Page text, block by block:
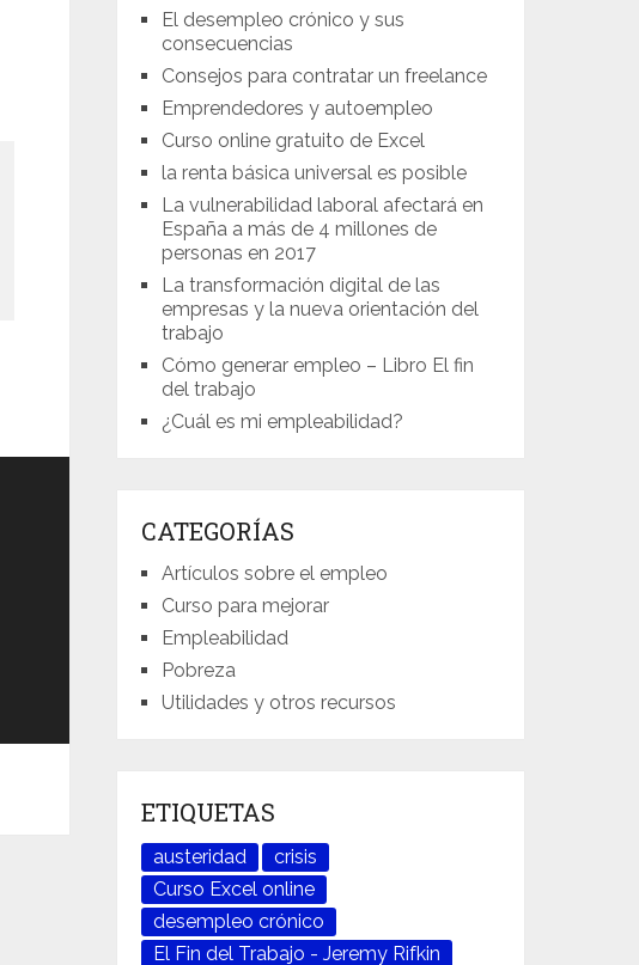
El desempleo crónico y sus
consecuencias
Consejos para contratar un freelance
Emprendedores y autoempleo
Curso online gratuito de Excel
la renta básica universal es posible
La vulnerabilidad laboral afectará en
España a más de 4 millones de
personas en 2017
La transformación digital de las
empresas y la nueva orientación del
trabajo
Cómo generar empleo – Libro El fin
del trabajo
¿Cuál es mi empleabilidad?
CATEGORÍAS
Artículos sobre el empleo
Curso para mejorar
Empleabilidad
Pobreza
Utilidades y otros recursos
ETIQUETAS
austeridad
crisis
Curso Excel online
desempleo crónico
El Fin del Trabajo - Jeremy Rifkin